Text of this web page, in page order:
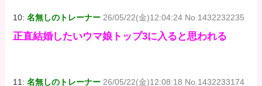
10:名無しのトレーナー 26/05/22(金)12:04:24 No.1432232235
正直結婚したいウマ娘トップ3に入ると思われる
11:名無しのトレーナー 26/05/22(金)12:08:18 No.1432233174